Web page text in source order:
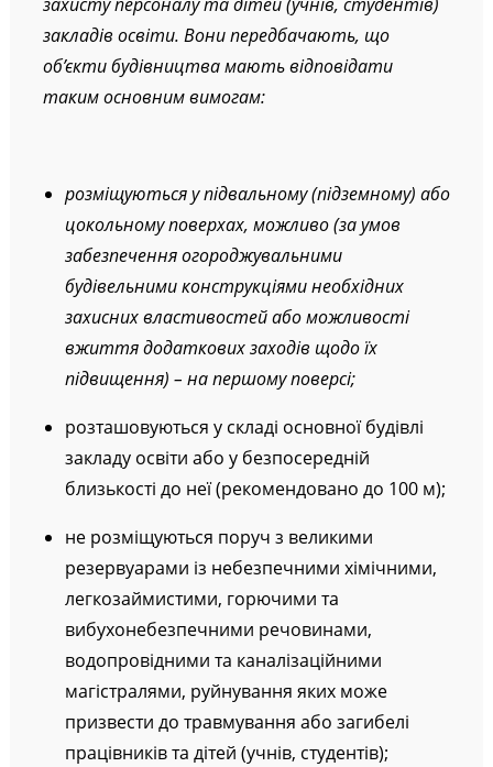
закладів освіти. Вони передбачають, що
об’єкти будівництва мають відповідати
таким основним вимогам:
розміщуються у підвальному (підземному) або
цокольному поверхах, можливо (за умов
забезпечення огороджувальними
будівельними конструкціями необхідних
захисних властивостей або можливості
вжиття додаткових заходів щодо їх
підвищення) – на першому поверсі;
розташовуються у складі основної будівлі
закладу освіти або у безпосередній
близькості до неї (рекомендовано до 100 м);
не розміщуються поруч з великими
резервуарами із небезпечними хімічними,
легкозаймистими, горючими та
вибухонебезпечними речовинами,
водопровідними та каналізаційними
магістралями, руйнування яких може
призвести до травмування або загибелі
працівників та дітей (учнів, студентів);